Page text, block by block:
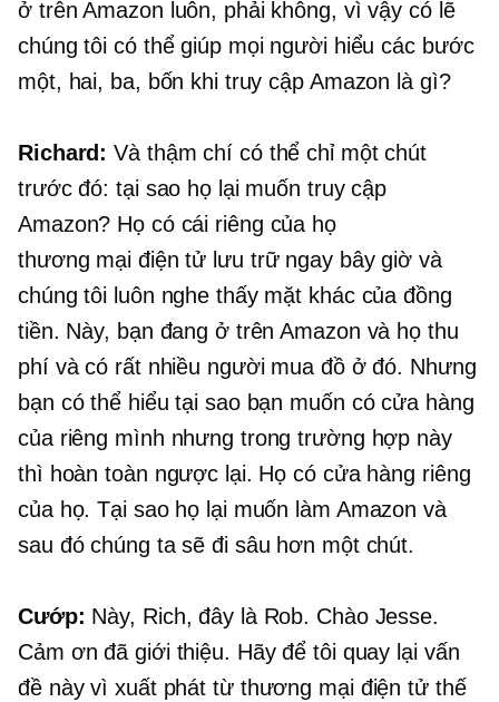
ở trên Amazon luôn, phải không, vì vậy có lẽ
chúng tôi có thể giúp mọi người hiểu các bước
một, hai, ba, bốn khi truy cập Amazon là gì?
Richard: Và thậm chí có thể chỉ một chút
trước đó: tại sao họ lại muốn truy cập
Amazon? Họ có cái riêng của họ
thương mại điện tử lưu trữ ngay bây giờ và
chúng tôi luôn nghe thấy mặt khác của đồng
tiền. Này, bạn đang ở trên Amazon và họ thu
phí và có rất nhiều người mua đồ ở đó. Nhưng
bạn có thể hiểu tại sao bạn muốn có cửa hàng
của riêng mình nhưng trong trường hợp này
thì hoàn toàn ngược lại. Họ có cửa hàng riêng
của họ. Tại sao họ lại muốn làm Amazon và
sau đó chúng ta sẽ đi sâu hơn một chút.
Cướp: Này, Rich, đây là Rob. Chào Jesse.
Cảm ơn đã giới thiệu. Hãy để tôi quay lại vấn
đề này vì xuất phát từ thương mại điện tửthế